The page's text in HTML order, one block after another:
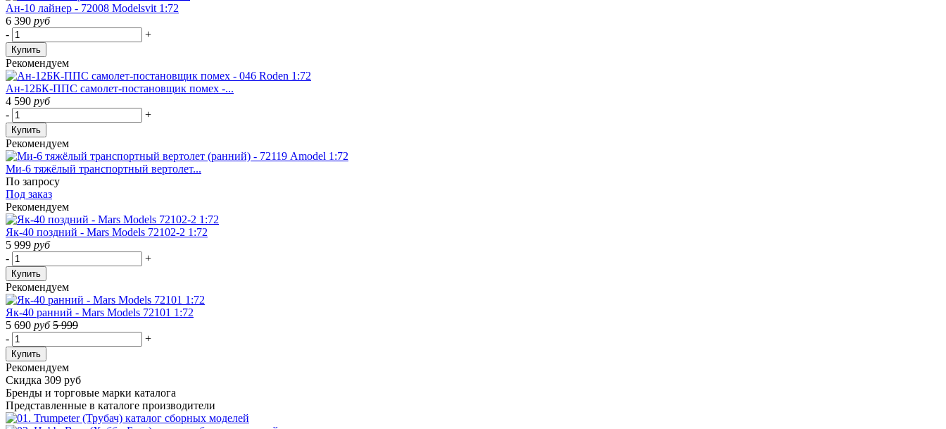
Ан-10 лайнер - 72008 Modelsvit 1:72
6 390 руб
-
+
Купить
Рекомендуем
Ан-12БК-ППС самолет-постановщик помех -...
4 590 руб
-
+
Купить
Рекомендуем
Ми-6 тяжёлый транспортный вертолет...
По запросу
Под заказ
Рекомендуем
Як-40 поздний - Mars Models 72102-2 1:72
5 999 руб
-
+
Купить
Рекомендуем
Як-40 ранний - Mars Models 72101 1:72
5 690 руб 5 999
-
+
Купить
Рекомендуем
Скидка 309 руб
Бренды и торговые марки каталога
Представленные в каталоге производители